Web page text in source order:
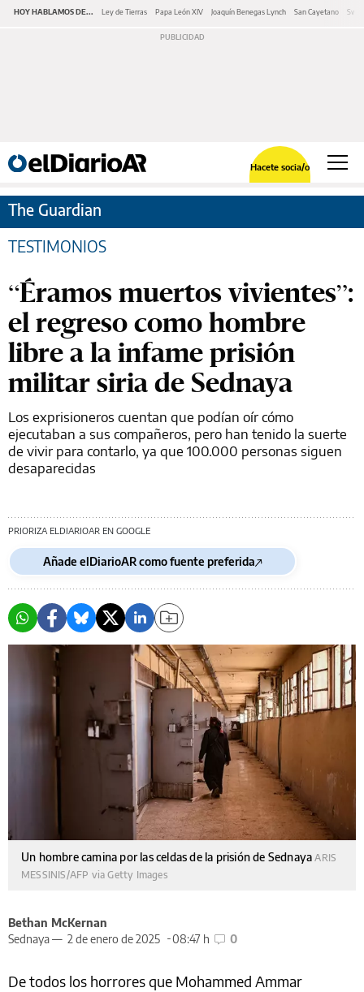
HOY HABLAMOS DE... Ley de Tierras Papa León XIV Joaquín Benegas Lynch San Cayetano
Hacete socia/o
The Guardian
TESTIMONIOS
“Éramos muertos vivientes”:
el regreso como hombre
libre a la infame prisión
militar siria de Sednaya
Los exprisioneros cuentan que podían oír cómo
ejecutaban a sus compañeros, pero han tenido la suerte
de vivir para contarlo, ya que 100.000 personas siguen
desaparecidas
PRIORIZA ELDIARIOAR EN GOOGLE
Añade elDiarioAR como fuente preferida
Un hombre camina por las celdas de la prisión de SednayaARIS
MESSINIS/AFP via Getty Images
Bethan McKernan
Sednaya — 2 de enero de 2025 08:47 h 0
De todos los horrores que Mohammed Ammar